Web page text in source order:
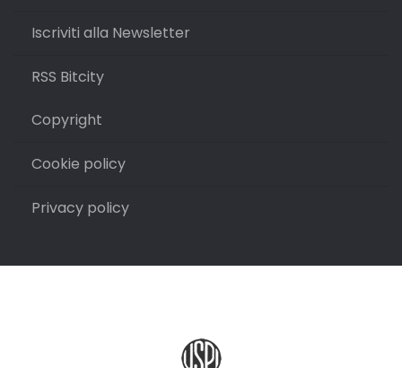
Iscriviti alla Newsletter
RSS Bitcity
Copyright
Cookie policy
Privacy policy